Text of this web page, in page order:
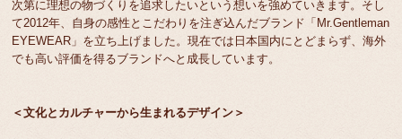
次第に理想の物づくりを追求したいという想いを強めていきます。そし
て2012年、自身の感性とこだわりを注ぎ込んだブランド「Mr.Gentleman
EYEWEAR」を立ち上げました。現在では日本国内にとどまらず、海外
でも高い評価を得るブランドへと成長しています。
＜文化とカルチャーから生まれるデザイン＞